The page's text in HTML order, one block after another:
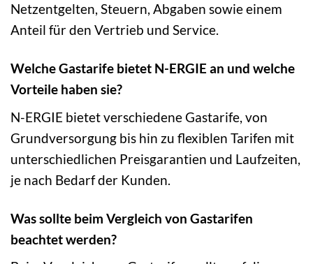
Netzentgelten, Steuern, Abgaben sowie einem
Anteil für den Vertrieb und Service.
Welche Gastarife bietet N-ERGIE an und welche
Vorteile haben sie?
N-ERGIE bietet verschiedene Gastarife, von
Grundversorgung bis hin zu flexiblen Tarifen mit
unterschiedlichen Preisgarantien und Laufzeiten,
je nach Bedarf der Kunden.
Was sollte beim Vergleich von Gastarifen
beachtet werden?